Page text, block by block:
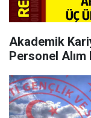
Akademik
Personel Alım